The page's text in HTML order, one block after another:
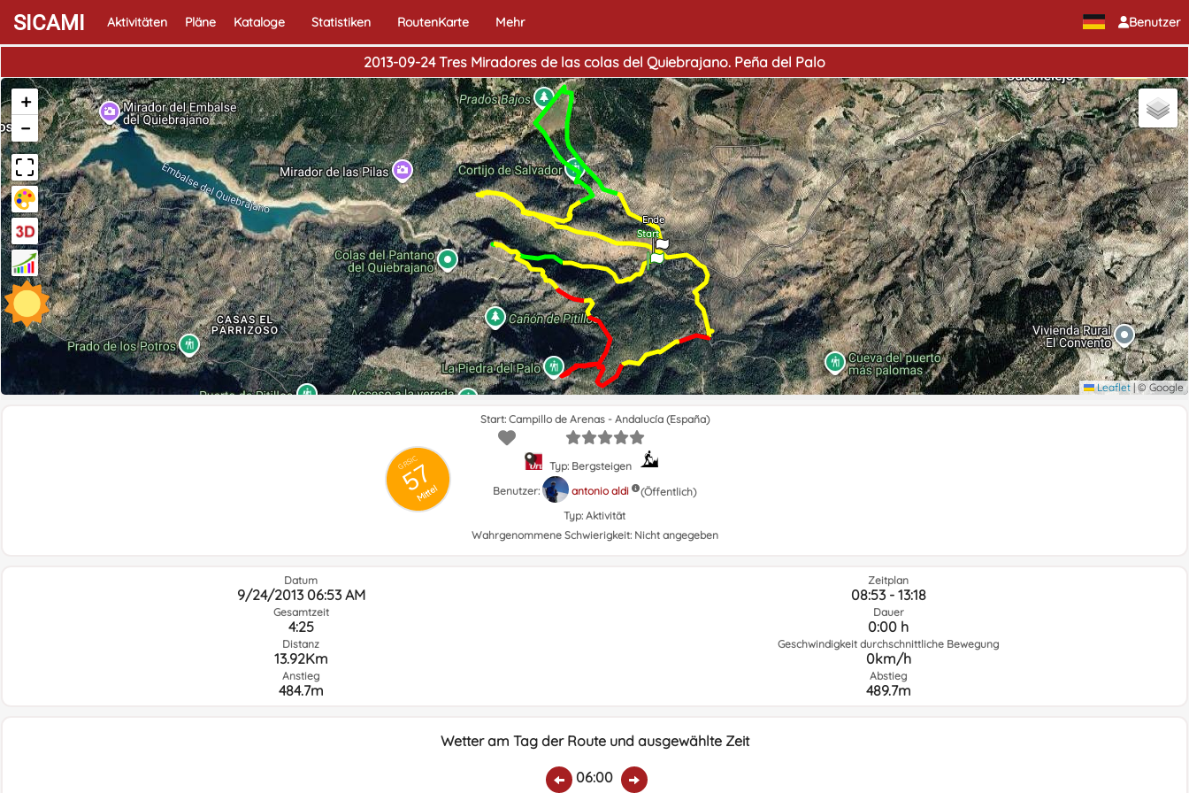
Benutzer
SICAMI Aktivitäten Pläne Kataloge Statistiken RoutenKarte Mehr
2013-09-24 Tres Miradores de las colas del Quiebrajano. Peña del Palo
Start
Ende
+
−
Leaflet |© Google
GRSIC
57
Mittel
Start: Campillo de Arenas - Andalucía (España)
Typ: Bergsteigen
Benutzer:
antonio aldi
(Öffentlich)
Typ: Aktivität
Wahrgenommene Schwierigkeit: Nicht angegeben
Datum
9/24/2013 06:53 AM
Gesamtzeit
4:25
Distanz
13.92Km
Anstieg
484.7m
Zeitplan
08:53 - 13:18
Dauer
0:00 h
Geschwindigkeit durchschnittliche Bewegung
0km/h
Abstieg
489.7m
Wetter am Tag der Route und ausgewählte Zeit
06:00